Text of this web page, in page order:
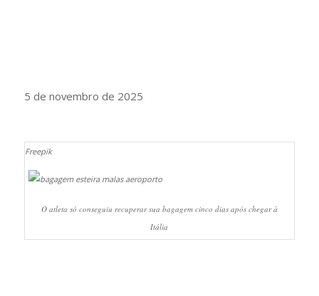
5 de novembro de 2025
Freepik
O atleta só conseguiu recuperar sua bagagem cinco dias após chegar à
Itália